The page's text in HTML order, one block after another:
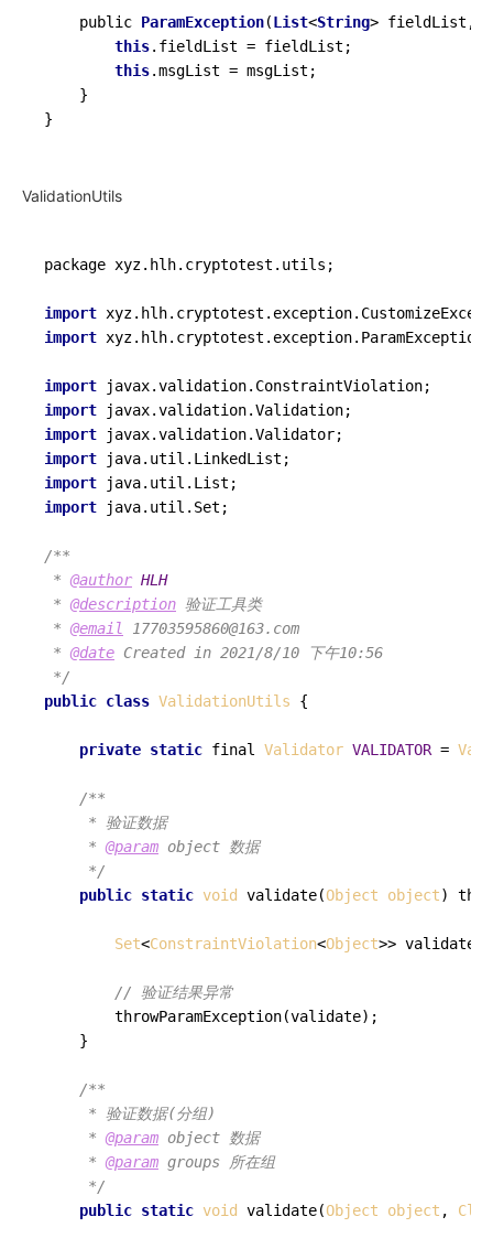
    public
ParamException(List<String> fieldList,
this.fieldList = fieldList;
this.msgList = msgList;
    }
ValidationUtils
package xyz. hlh. cryptotest . utils ;
import xyz. hlh. cryptotest . exception.
import xyz. hlh. cryptotest . exception. ParamException
import javax.validation. ConstraintViolation
import javax.validation.Validation
import javax.validation.Validator
import java. util . LinkedList
import java. util . List
import java. util . Set ;
/**
* @author HLH
* @description 验证工具类
* @email
17703595860@163.com
* @date Created in 2021/8/10 下午10:56
*/
public class ValidationUtils {
private static final Validator VALIDATOR =
/**
     * 验证数据
     *
@param object 数据
     */
public static void validate(Object object)
Set<ConstraintViolation<Object>> validate
// 验证结果异常
throwParamException(validate);
    }
/**
     * 验证数据(分组)
     *
@param object 数据
     *
@param groups 所在组
     */
public static void validate(Object object ,